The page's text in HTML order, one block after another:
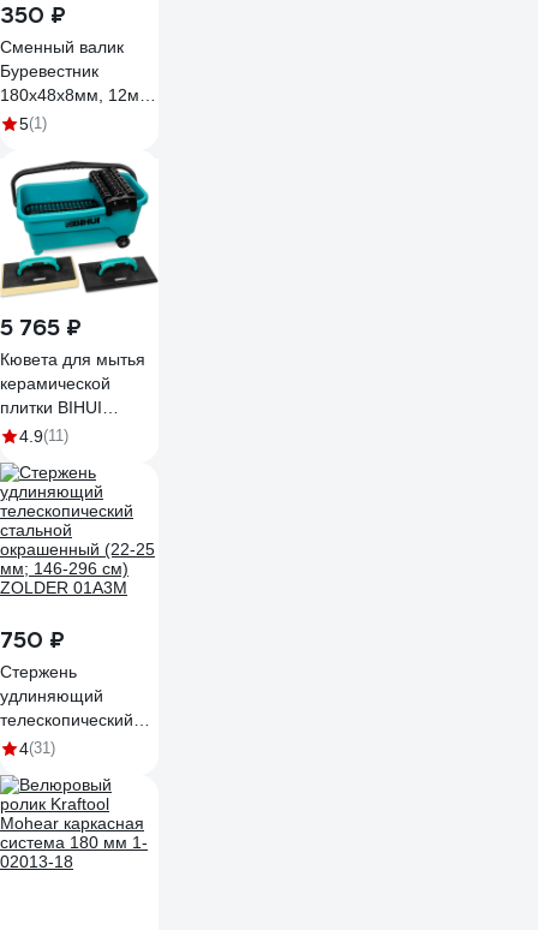
350 ₽
Сменный валик
Буревестник
180х48х8мм, 12мм,
искусственный мех,
5(1)
5 765 ₽
Кювета для мытья
керамической
плитки BIHUI
TWS19
4.9(11)
750 ₽
Стержень
удлиняющий
телескопический
стальной
мм; 146-296 см)
ZOLDER 01А3М
4(31)